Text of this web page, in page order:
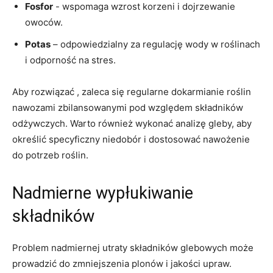
Fosfor -‍ wspomaga wzrost korzeni i dojrzewanie
owoców.
Potas – odpowiedzialny za regulację ⁢wody w roślinach⁢
i⁢ odporność na​ stres.
Aby ⁣rozwiązać , ⁣zaleca się regularne ‌dokarmianie roślin
nawozami ‌zbilansowanymi ‍pod​ względem składników
odżywczych. Warto‍ również⁢ wykonać ‍analizę gleby,⁢ aby
określić specyficzny⁣ niedobór i dostosować​ nawożenie
do potrzeb roślin.
Nadmierne ‌wypłukiwanie‍
składników
Problem nadmiernej ⁤utraty składników glebowych może
prowadzić do‌ zmniejszenia plonów i jakości upraw.⁢